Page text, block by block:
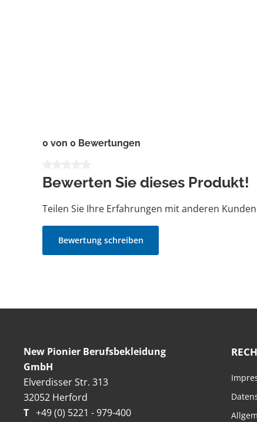
0 von 0 Bewertungen
Bewerten Sie dieses Produkt!
Teilen Sie Ihre Erfahrungen mit anderen
Bewertung schreiben
New Pionier Berufsbekleidung
GmbH
Elverdisser Str. 313
32052 Herford
T +49 (0) 5221 - 979-400